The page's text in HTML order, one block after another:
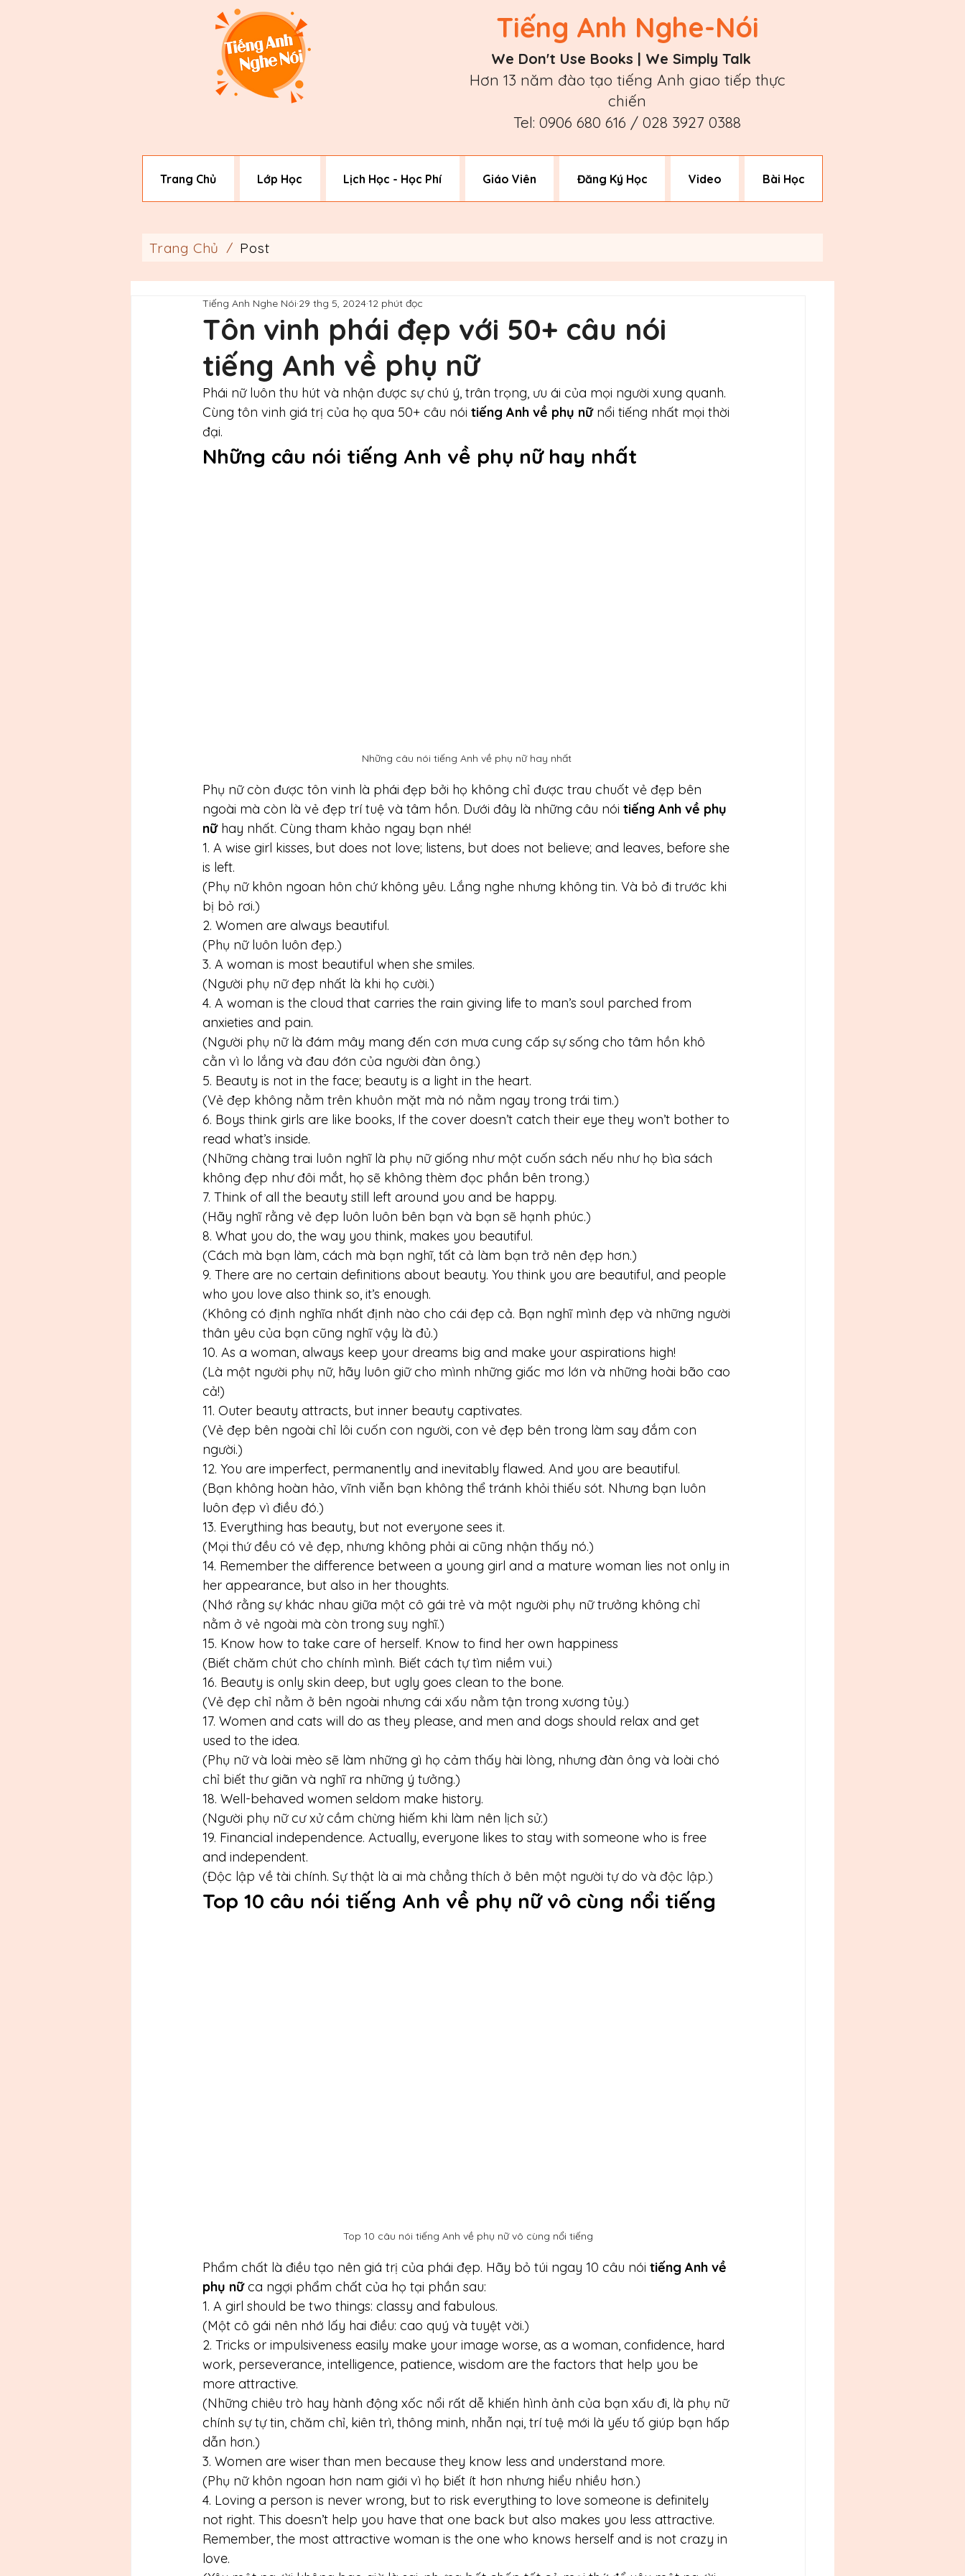
Tiếng Anh Nghe-Nói
We Don't Use Books | We Simply Talk
Hơn 13 năm đào tạo tiếng Anh giao tiếp thực
chiến
Tel: 0906 680 616 / 028 3927 0388
Trang Chủ Lớp Học Lịch Học - Học Phí Giáo Viên Đăng Ký Học Video Bài Học
Trang Chủ / Post
Tôn vinh phái đẹp với 50+ câu nói
tiếng Anh về phụ nữ
Tiếng Anh Nghe Nói 29 thg 5, 202412 phút đọc
Phái nữ luôn thu hút và nhận được sự chú ý, trân trọng, ưu ái của mọi người xung quanh.
Cùng tôn vinh giá trị của họ qua 50+ câu nói tiếng Anh về phụ nữ nổi tiếng nhất mọi thời
đại.
Những câu nói tiếng Anh về phụ nữ hay nhất
Những câu nói tiếng Anh về phụ nữ hay nhất
Phụ nữ còn được tôn vinh là phái đẹp bởi họ không chỉ được trau chuốt vẻ đẹp bên
ngoài mà còn là vẻ đẹp trí tuệ và tâm hồn. Dưới đây là những câu nói tiếng Anh về phụ
nữ hay nhất. Cùng tham khảo ngay bạn nhé!
1. A wise girl kisses, but does not love; listens, but does not believe; and leaves, before she
is left.
(Phụ nữ khôn ngoan hôn chứ không yêu. Lắng nghe nhưng không tin. Và bỏ đi trước khi
bị bỏ rơi.)
2. Women are always beautiful.
(Phụ nữ luôn luôn đẹp.)
3. A woman is most beautiful when she smiles.
(Người phụ nữ đẹp nhất là khi họ cười.)
4. A woman is the cloud that carries the rain giving life to man’s soul parched from
anxieties and pain.
(Người phụ nữ là đám mây mang đến cơn mưa cung cấp sự sống cho tâm hồn khô
cằn vì lo lắng và đau đớn của người đàn ông.)
5. Beauty is not in the face; beauty is a light in the heart.
(Vẻ đẹp không nằm trên khuôn mặt mà nó nằm ngay trong trái tim.)
6. Boys think girls are like books, If the cover doesn’t catch their eye they won’t bother to
read what’s inside.
(Những chàng trai luôn nghĩ là phụ nữ giống như một cuốn sách nếu như họ bìa sách
không đẹp như đôi mắt, họ sẽ không thèm đọc phần bên trong.)
7. Think of all the beauty still left around you and be happy.
(Hãy nghĩ rằng vẻ đẹp luôn luôn bên bạn và bạn sẽ hạnh phúc.)
8. What you do, the way you think, makes you beautiful.
(Cách mà bạn làm, cách mà bạn nghĩ, tất cả làm bạn trở nên đẹp hơn.)
9. There are no certain definitions about beauty. You think you are beautiful, and people
who you love also think so, it’s enough.
(Không có định nghĩa nhất định nào cho cái đẹp cả. Bạn nghĩ mình đẹp và những người
thân yêu của bạn cũng nghĩ vậy là đủ.)
10. As a woman, always keep your dreams big and make your aspirations high!
(Là một người phụ nữ, hãy luôn giữ cho mình những giấc mơ lớn và những hoài bão cao
cả!)
11. Outer beauty attracts, but inner beauty captivates.
(Vẻ đẹp bên ngoài chỉ lôi cuốn con người, con vẻ đẹp bên trong làm say đắm con
người.)
12. You are imperfect, permanently and inevitably flawed. And you are beautiful.
(Bạn không hoàn hảo, vĩnh viễn bạn không thể tránh khỏi thiếu sót. Nhưng bạn luôn
luôn đẹp vì điều đó.)
13. Everything has beauty, but not everyone sees it.
(Mọi thứ đều có vẻ đẹp, nhưng không phải ai cũng nhận thấy nó.)
14. Remember the difference between a young girl and a mature woman lies not only in
her appearance, but also in her thoughts.
(Nhớ rằng sự khác nhau giữa một cô gái trẻ và một người phụ nữ trưởng không chỉ
nằm ở vẻ ngoài mà còn trong suy nghĩ.)
15. Know how to take care of herself. Know to find her own happiness
(Biết chăm chút cho chính mình. Biết cách tự tìm niềm vui.)
16. Beauty is only skin deep, but ugly goes clean to the bone.
(Vẻ đẹp chỉ nằm ở bên ngoài nhưng cái xấu nằm tận trong xương tủy.)
17. Women and cats will do as they please, and men and dogs should relax and get
used to the idea.
(Phụ nữ và loài mèo sẽ làm những gì họ cảm thấy hài lòng, nhưng đàn ông và loài chó
chỉ biết thư giãn và nghĩ ra những ý tưởng.)
18. Well-behaved women seldom make history.
(Người phụ nữ cư xử cầm chừng hiếm khi làm nên lịch sử.)
19. Financial independence. Actually, everyone likes to stay with someone who is free
and independent.
(Độc lập về tài chính. Sự thật là ai mà chẳng thích ở bên một người tự do và độc lập.)
Top 10 câu nói tiếng Anh về phụ nữ vô cùng nổi tiếng
Top 10 câu nói tiếng Anh về phụ nữ vô cùng nổi tiếng
Phẩm chất là điều tạo nên giá trị của phái đẹp. Hãy bỏ túi ngay 10 câu nói tiếng Anh về
phụ nữ ca ngợi phẩm chất của họ tại phần sau:
1. A girl should be two things: classy and fabulous.
(Một cô gái nên nhớ lấy hai điều: cao quý và tuyệt vời.)
2. Tricks or impulsiveness easily make your image worse, as a woman, confidence, hard
work, perseverance, intelligence, patience, wisdom are the factors that help you be
more attractive.
(Những chiêu trò hay hành động xốc nổi rất dễ khiến hình ảnh của bạn xấu đi, là phụ nữ
chính sự tự tin, chăm chỉ, kiên trì, thông minh, nhẫn nại, trí tuệ mới là yếu tố giúp bạn hấp
dẫn hơn.)
3. Women are wiser than men because they know less and understand more.
(Phụ nữ khôn ngoan hơn nam giới vì họ biết ít hơn nhưng hiểu nhiều hơn.)
4. Loving a person is never wrong, but to risk everything to love someone is definitely
not right. This doesn’t help you have that one back but also makes you less attractive.
Remember, the most attractive woman is the one who knows herself and is not crazy in
love.